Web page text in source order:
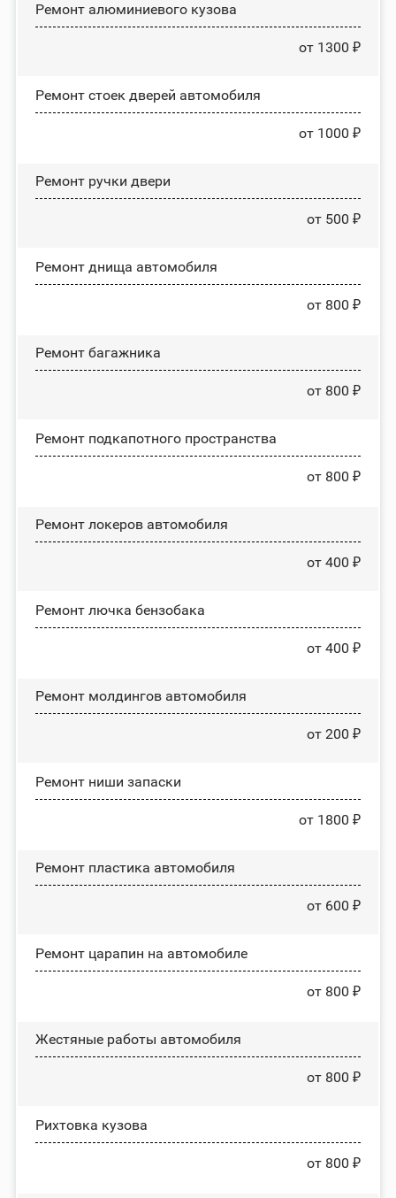
Ремонт алюминиевого кузова
от 1300 ₽
Ремонт стоек дверей автомобиля
от 1000 ₽
Ремонт ручки двери
от 500 ₽
Ремонт днища автомобиля
от 800 ₽
Ремонт багажника
от 800 ₽
Ремонт подкапотного пространства
от 800 ₽
Ремонт лoĸepoв автомобиля
от 400 ₽
Ремонт лючка бензобака
от 400 ₽
Ремонт молдингов автомобиля
от 200 ₽
Ремонт ниши запаски
от 1800 ₽
Ремонт пластика автомобиля
от 600 ₽
Ремонт царапин на автомобиле
от 800 ₽
Жестяные работы автомобиля
от 800 ₽
Рихтовка кузова
от 800 ₽